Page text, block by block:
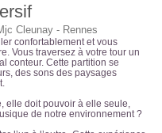
Cleunay - Rennes
confortablement et vous
Vous traversez à votre tour un
conteur. Cette partition se
des sons des paysages
elle doit pouvoir à elle seule,
de notre environnement ?